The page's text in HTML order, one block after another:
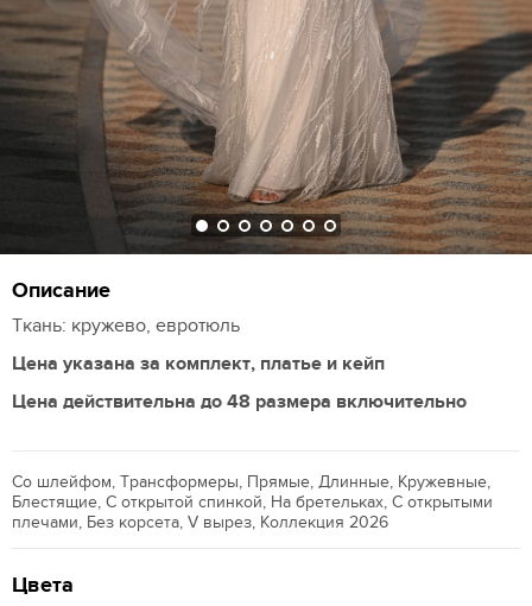
Описание
Ткань: кружево, евротюль
Цена указана за комплект, платье и кейп
Цена действительна до 48 размера включительно
Со шлейфом, Трансформеры, Прямые, Длинные, Кружевные,
Блестящие, С открытой спинкой, На бретельках, С открытыми
плечами, Без корсета, V вырез, Коллекция 2026
Цвета